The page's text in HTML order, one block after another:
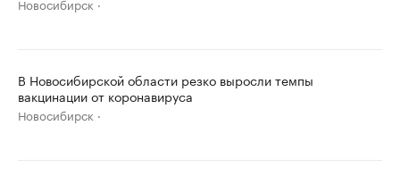
Новосибирск
В Новосибирской области резко выросли темпы
вакцинации от коронавируса
Новосибирск